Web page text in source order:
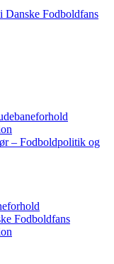
Danske Fodboldfans
– Fodboldpolitik og
Fodboldfans